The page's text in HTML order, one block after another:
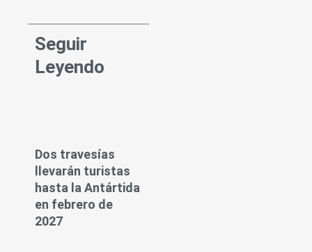
Seguir
Leyendo
Dos travesías
llevarán turistas
hasta la Antártida
en febrero de
2027